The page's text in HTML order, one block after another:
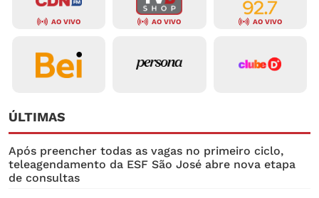
AO VIVO AO VIVO AO VIVO
ÚLTIMAS
Após preencher todas as vagas no primeiro ciclo,
teleagendamento da ESF São José abre nova etapa
de consultas